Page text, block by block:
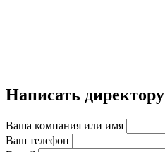
Написать директору
Ваша компания или имя
Ваш телефон